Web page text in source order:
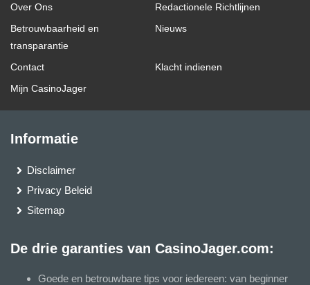
Over Ons
Redactionele Richtlijnen
Betrouwbaarheid en
transparantie
Nieuws
Contact
Klacht indienen
Mijn CasinoJager
Informatie
Disclaimer
Privacy Beleid
Sitemap
De drie garanties van CasinoJager.com:
Goede en betrouwbare tips voor iedereen: van beginner